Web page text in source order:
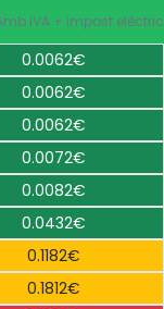
IVA + impost elèctric
0.0062€
0.0062€
0.0062€
0.0072€
0.0082€
0.0432€
0.1182€
0.1812€